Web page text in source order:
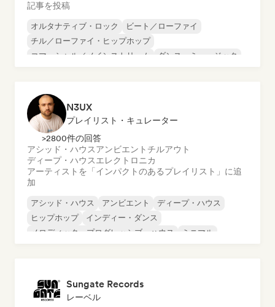
記事を投稿
オルタナティブ・ロック
ビート／ローファイ
チル／ローファイ・ヒップホップ
コマーシャル／メインストリーム
ダンス・ミュージック
N3UX
プレイリスト・キュレーター
>2800件の回答
アシッド・ハウスアンビエント チルアウト
ディープ・ハウスエレクトロニカ
アーティストを「インパクトのあるプレイリスト」に追
加
アシッド・ハウス アンビエント
ディープ・ハウス
ヒップホップ
インディー・ダンス
メロディック・プログレッシブ・ハウス
ミニマル
Sungate Records
レーベル